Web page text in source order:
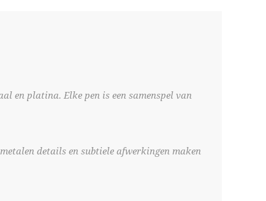
en platina. Elke pen is een samenspel van
details en subtiele afwerkingen maken